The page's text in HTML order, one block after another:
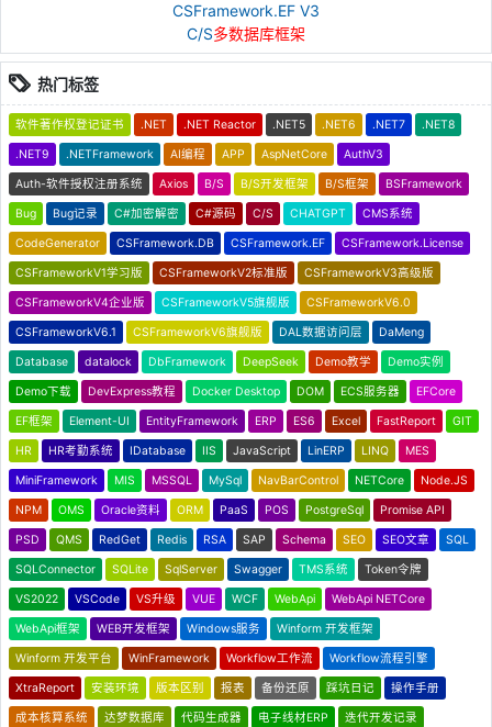
CSFramework.EF V3
C/S多数据库框架
热门标签
软件著作权登记证书 .NET .NET Reactor .NET5 .NET6 .NET7 .NET8
.NET9 .NETFramework AI编程 APP AspNetCore AuthV3
Auth-软件授权注册系统 Axios B/S B/S开发框架 B/S框架 BSFramework
Bug Bug记录 C#加密解密 C#源码 C/S CHATGPT CMS系统
CodeGenerator CSFramework.DB CSFramework.EF CSFramework.License
CSFrameworkV1学习版 CSFrameworkV2标准版 CSFrameworkV3高级版
CSFrameworkV4企业版 CSFrameworkV5旗舰版 CSFrameworkV6.0
CSFrameworkV6.1 CSFrameworkV6旗舰版 DAL数据访问层 DaMeng
Database datalock DbFramework DeepSeek Demo教学 Demo实例
Demo下载 DevExpress教程 Docker Desktop DOM ECS服务器 EFCore
EF框架 Element-UI EntityFramework ERP ES6 Excel FastReport GIT
HR HR考勤系统 IDatabase IIS JavaScript LinERP LINQ MES
MiniFramework MIS MSSQL MySql NavBarControl NETCore Node.JS
NPM OMS Oracle资料 ORM PaaS POS PostgreSql Promise API
PSD QMS RedGet Redis RSA SAP Schema SEO SEO文章 SQL
SQLConnector SQLite SqlServer Swagger TMS系统 Token令牌
VS2022 VSCode VS升级 VUE WCF WebApi WebApi NETCore
WebApi框架 WEB开发框架 Windows服务 Winform 开发框架
Winform 开发平台 WinFramework Workflow工作流 Workflow流程引擎
XtraReport 安装环境 版本区别 报表 备份还原 踩坑日记 操作手册
成本核算系统 达梦数据库 代码生成器 电子线材ERP 迭代开发记录